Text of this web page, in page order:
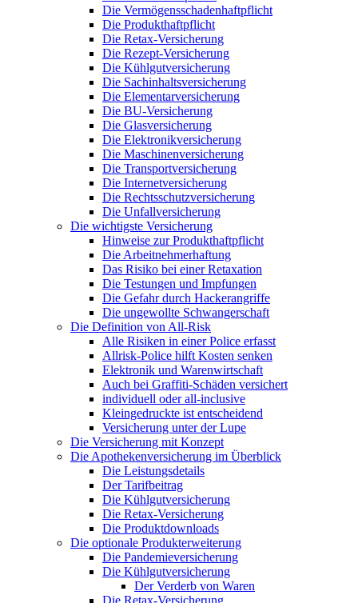
Die Vermögensschadenhaftpflicht
Die Produkthaftpflicht
Die Retax-Versicherung
Die Rezept-Versicherung
Die Kühlgutversicherung
Die Sachinhaltsversicherung
Die Elementarversicherung
Die BU-Versicherung
Die Glasversicherung
Die Elektronikversicherung
Die Maschinenversicherung
Die Transportversicherung
Die Internetversicherung
Die Rechtsschutzversicherung
Die Unfallversicherung
Die wichtigste Versicherung
Hinweise zur Produkthaftpflicht
Die Arbeitnehmerhaftung
Das Risiko bei einer Retaxation
Die Testungen und Impfungen
Die Gefahr durch Hackerangriffe
Die ungewollte Schwangerschaft
Die Definition von All-Risk
Alle Risiken in einer Police erfasst
Allrisk-Police hilft Kosten senken
Elektronik und Warenwirtschaft
Auch bei Graffiti-Schäden versichert
individuell oder all-inclusive
Kleingedruckte ist entscheidend
Versicherung unter der Lupe
Die Versicherung mit Konzept
Die Apothekenversicherung im Überblick
Die Leistungsdetails
Der Tarifbeitrag
Die Kühlgutversicherung
Die Retax-Versicherung
Die Produktdownloads
Die optionale Produkterweiterung
Die Pandemieversicherung
Die Kühlgutversicherung
Der Verderb von Waren
Die Retax-Versicherung